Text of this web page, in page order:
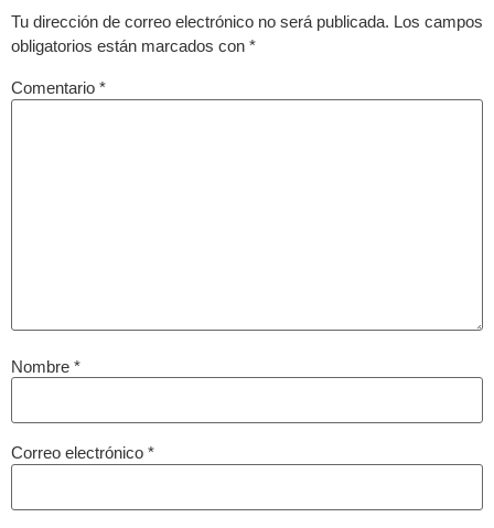
Tu dirección de correo electrónico no será publicada. Los campos
obligatorios están marcados con *
Comentario *
Nombre *
Correo electrónico *